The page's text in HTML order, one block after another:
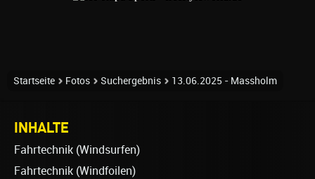
Startseite Fotos Suchergebnis 13.06.2025 - Massholm
INHALTE
Fahrtechnik (Windsurfen)
Fahrtechnik (Windfoilen)